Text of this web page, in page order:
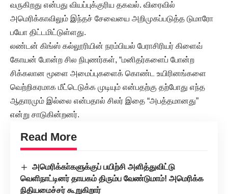
வருகிறது என்பது வியப்புக்குரிய தகவல். விரைவில்
அமெரிக்காவிலும் இந்தச் சேவையை அறிமுகப்படுத்த டுமாரோ
பயோ திட்டமிட்டுள்ளது.
லண்டன் கிங்ஸ் கல்லூரியின் நரம்பியல் பேராசிரியர் கிளைவ்
கோயன் போன்ற சில நிபுணர்கள், “மனிதர்களைப் போன்ற
சிக்கலான மூளை அமைப்புகளைக் கொண்ட உயிரினங்களை
வெற்றிகரமாக மீட்டெடுக்க முடியும் என்பதற்கு தற்போது எந்த
ஆதாரமும் இல்லை என்பதால் சிலர் இதை “அபத்தமானது”
என்று சாடுகின்றனர்.
Read More
அமெரிக்கா்களுக்குப் பயிற்சி அளித்துவிட்டு
வெளிநாட்டினர் தாயகம் திரும்ப வேண்டுமாம்! அமெரிக்க
நிதியமைச்சர் கூறுகிறார்